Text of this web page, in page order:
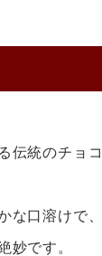
伝統のチョコ
な口溶けで
妙です。